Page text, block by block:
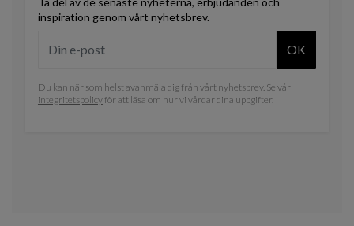
inspiration genom vårt nyhetsbrev.
OK
Du kan när som helst avanmäla dig från vårt nyhetsbrev. Se vår
integritetspolicyför att läsa om hur vi vårdar dina uppgifter.